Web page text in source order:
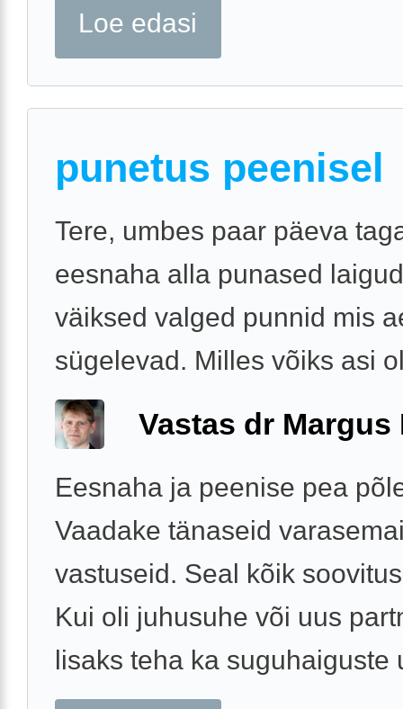
Loe edasi
punetus peenisel
Tere, umbes paar päeva
eesnaha alla punased
väiksed valged punnid mis
sügelevad. Milles võiks asi
Vastas dr Margus
Eesnaha ja peenise pea
Vaadake tänaseid
vastuseid. Seal kõik
Kui oli juhusuhe või uus
lisaks teha ka suguhaiguste